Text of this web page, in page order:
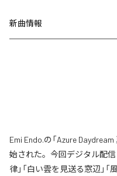
新曲情報
Emi Endo.の「Azure
始された。今回デジタル配
律」「白い雲を見送る窓辺」